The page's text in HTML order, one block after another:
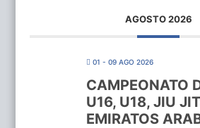
AGOSTO 2026
01 - 09 AGO 2026
CAMPEONATO
U16, U18, JIU
EMIRATOS